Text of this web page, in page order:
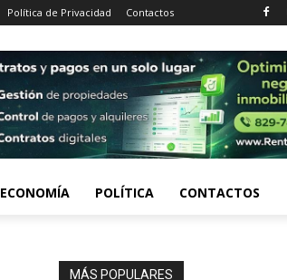
Política de Privacidad Contactos
ECONOMÍA POLÍTICA CONTACTOS
MÁS POPULARES